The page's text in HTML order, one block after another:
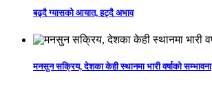
बढ्दै ग्यासको आयात, हट्दै अभाव
मनसुन सक्रिय, देशका केही स्थानमा भारी वर्षाको सम्भावना